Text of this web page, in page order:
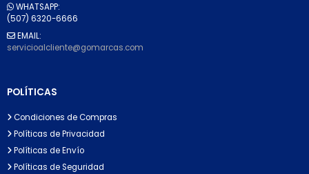
WHATSAPP:
(507) 6320-6666
EMAIL:
servicioalcliente@gomarcas.com
POLÍTICAS
Condiciones de Compras
Políticas de Privacidad
Políticas de Envío
Políticas de Seguridad